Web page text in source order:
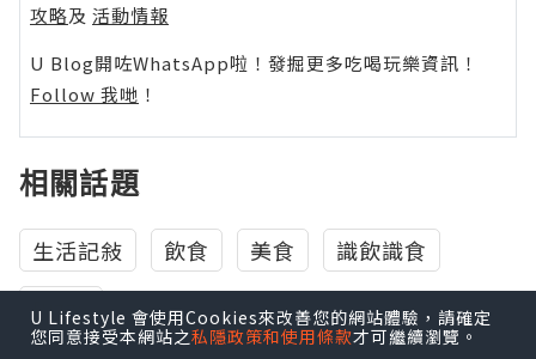
攻略及 活動情報
U Blog開咗WhatsApp啦！發掘更多吃喝玩樂資訊！
Follow 我哋 ！
相關話題
生活記敍 飲食 美食
識飲識食
Pizza
U Lifestyle 會使用Cookies來改善您的網站體驗，請確定
您同意接受本網站之私隱政策和使用條款才可繼續瀏覽。